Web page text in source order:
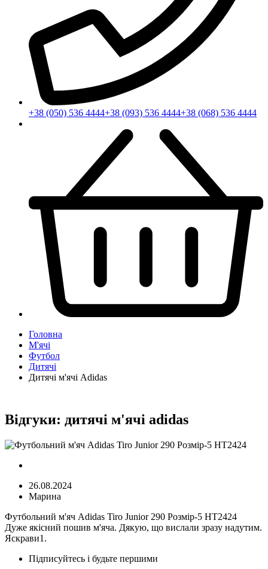
+38 (050) 536 4444+38 (093) 536 4444+38 (068) 536 4444
Головна
М'ячі
Футбол
Дитячі
Дитячі м'ячі Adidas
Відгуки: дитячі м'ячі adidas
26.08.2024
Марина
Футбольний м'яч Adidas Tiro Junior 290 Розмір-5 HT2424
Дуже якісний пошив м'яча. Дякую, що вислали зразу надутим.
Яскрави1.
Підписуйтесь і будьте першими